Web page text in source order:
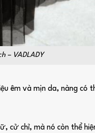
– VADLADY
êm và mịn da, nàng có
cử chỉ, mà nó còn thể